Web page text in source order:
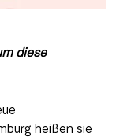
diese
heißen sie